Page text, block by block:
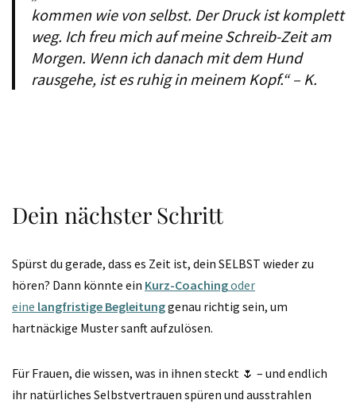
kommen wie von selbst. Der Druck ist komplett
weg. Ich freu mich auf meine Schreib-Zeit am
Morgen. Wenn ich danach mit dem Hund
rausgehe, ist es ruhig in meinem Kopf.“ – K.
Dein nächster Schritt
Spürst du gerade, dass es Zeit ist, dein SELBST wieder zu
hören? Dann könnte ein Kurz-Coachingoder
eine langfristige Begleitunggenau richtig sein, um
hartnäckige Muster sanft aufzulösen.
Für Frauen, die wissen, was in ihnen steckt 🌷 – und endlich
ihr natürliches Selbstvertrauen spüren und ausstrahlen